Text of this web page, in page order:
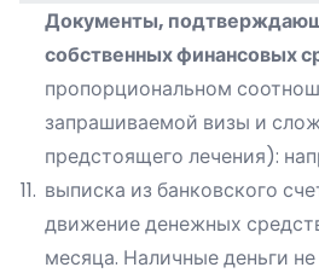
11.
Документы,
собственных финансовых
пропорциональном
запрашиваемой визы и
предстоящего лечения):
выписка из банковского
движение денежных
месяца. Наличные деньги